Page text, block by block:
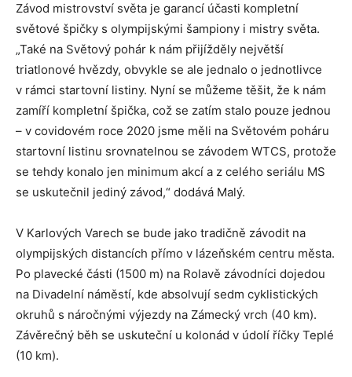
Závod mistrovství světa je garancí účasti kompletní
světové špičky s olympijskými šampiony i mistry světa.
„Také na Světový pohár k nám přijížděly největší
triatlonové hvězdy, obvykle se ale jednalo o jednotlivce
v rámci startovní listiny. Nyní se můžeme těšit, že k nám
zamíří kompletní špička, což se zatím stalo pouze jednou
– v covidovém roce 2020 jsme měli na Světovém poháru
startovní listinu srovnatelnou se závodem WTCS, protože
se tehdy konalo jen minimum akcí a z celého seriálu MS
se uskutečnil jediný závod,“ dodává Malý.
V Karlových Varech se bude jako tradičně závodit na
olympijských distancích přímo v lázeňském centru města.
Po plavecké části (1500 m) na Rolavě závodníci dojedou
na Divadelní náměstí, kde absolvují sedm cyklistických
okruhů s náročnými výjezdy na Zámecký vrch (40 km).
Závěrečný běh se uskuteční u kolonád v údolí říčky Teplé
(10 km).